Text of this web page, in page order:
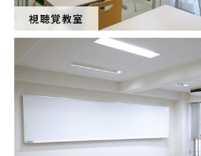
視聴覚教室